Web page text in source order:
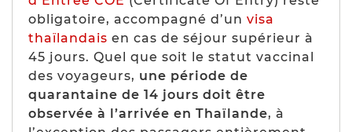
obligatoire, accompagné d’un visa
thaïlandais en cas de séjour supérieur à
45 jours. Quel que soit le statut vaccinal
des voyageurs, une période de
quarantaine de 14 jours doit être
observée à l’arrivée en Thaïlande, à